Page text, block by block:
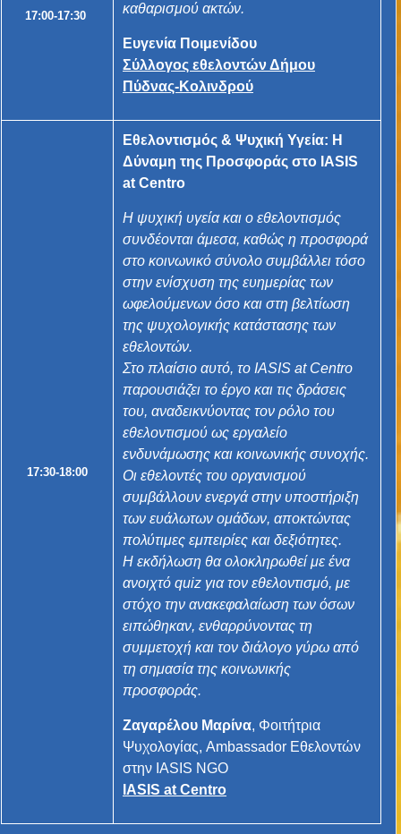
17:00-17:30
καθαρισμού ακτών.
Ευγενία Ποιμενίδου
Σύλλογος εθελοντών Δήμου
Πύδνας-Κολινδρού
17:30-18:00
Εθελοντισμός & Ψυχική Υγεία: Η
Δύναμη της Προσφοράς στο IASIS
at Centro
Η ψυχική υγεία και ο εθελοντισμός
συνδέονται άμεσα, καθώς η προσφορά
στο κοινωνικό σύνολο συμβάλλει τόσο
στην ενίσχυση της ευημερίας των
ωφελούμενων όσο και στη βελτίωση
της ψυχολογικής κατάστασης των
εθελοντών.
Στο πλαίσιο αυτό, το IASIS at Centro
παρουσιάζει το έργο και τις δράσεις
του, αναδεικνύοντας τον ρόλο του
εθελοντισμού ως εργαλείο
ενδυνάμωσης και κοινωνικής συνοχής.
Οι εθελοντές του οργανισμού
συμβάλλουν ενεργά στην υποστήριξη
των ευάλωτων ομάδων, αποκτώντας
πολύτιμες εμπειρίες και δεξιότητες.
Η εκδήλωση θα ολοκληρωθεί με ένα
ανοιχτό quiz για τον εθελοντισμό, με
στόχο την ανακεφαλαίωση των όσων
ειπώθηκαν, ενθαρρύνοντας τη
συμμετοχή και τον διάλογο γύρω από
τη σημασία της κοινωνικής
προσφοράς.
Ζαγαρέλου Μαρίνα, Φοιτήτρια
Ψυχολογίας, Ambassador Εθελοντών
στην IASIS NGO
IASIS at Centro